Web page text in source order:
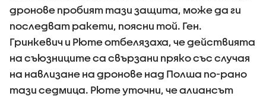
дронове пробият тази защита, може да ги
последват ракети, поясни той. Ген.
Гринкевич и Рюте отбелязаха, че действията
на съюзниците са свързани пряко със случая
на навлизане на дронове над Полша по-рано
тази седмица. Рюте уточни, че алиансът